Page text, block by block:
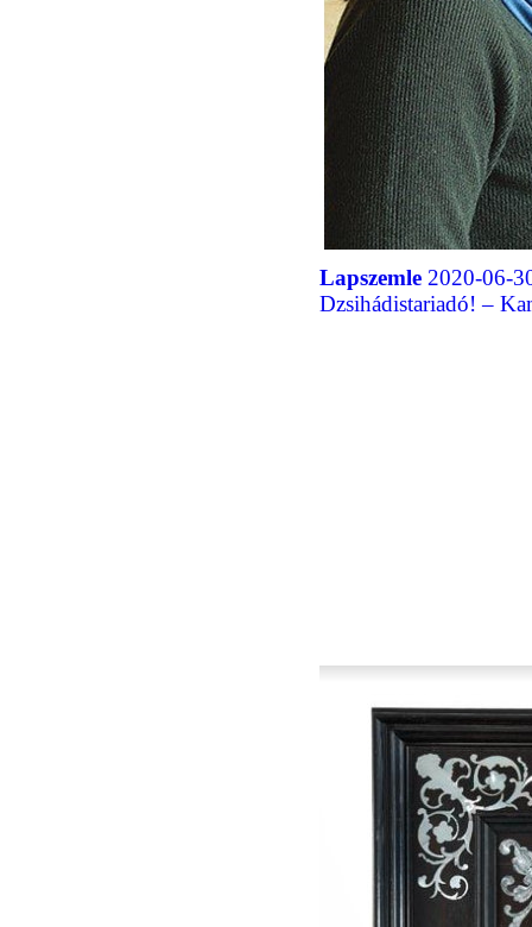
Lapszemle 2020-06-
Dzsihádistariadó! –